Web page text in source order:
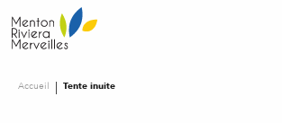
au
contenu
Accueil Tente inuite